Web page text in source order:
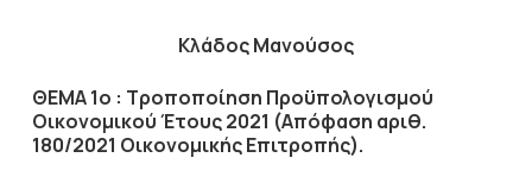
Κλάδος Μανούσος
ΘΕΜΑ 1ο : Τροποποίηση Προϋπολογισμού
Οικονομικού Έτους 2021 (Απόφαση αριθ.
180/2021 Οικονομικής Επιτροπής).